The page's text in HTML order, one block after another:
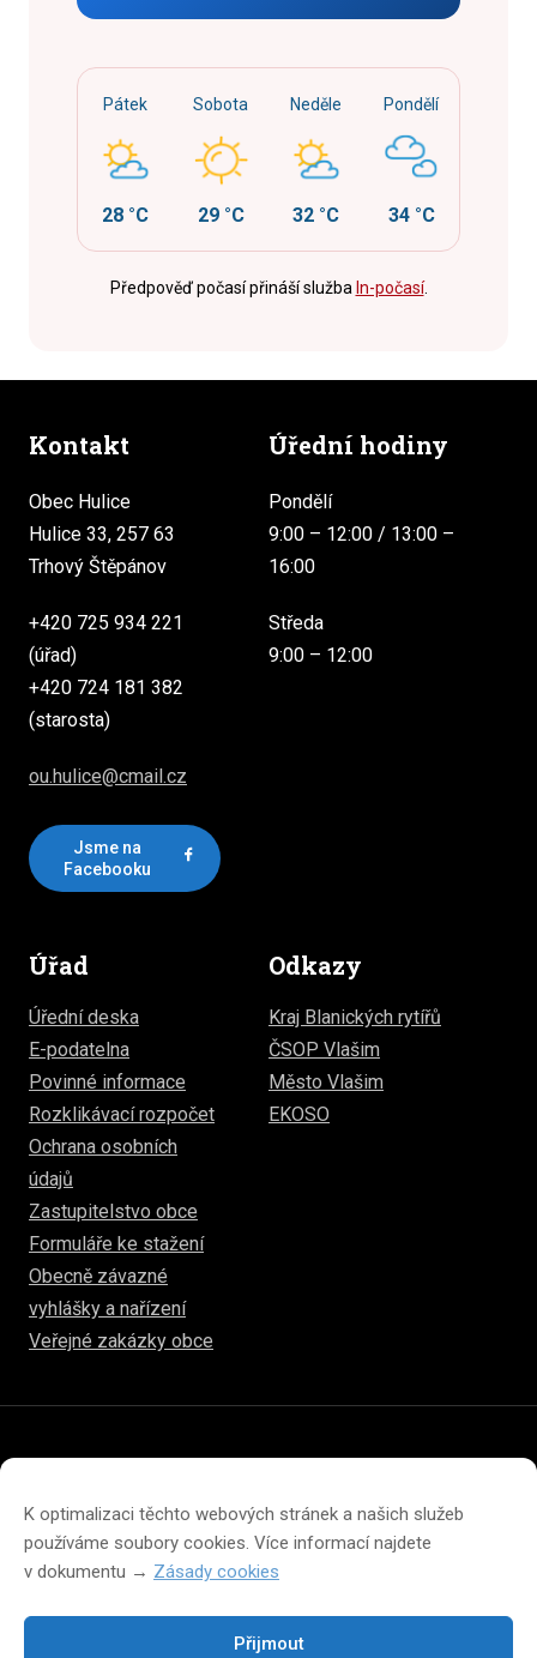
K optimalizaci těchto webových stránek a našich služeb
používáme soubory cookies. Více informací najdete
v dokumentu → Zásady cookies
Přijmout
Pátek
28 °C
Sobota
29 °C
Neděle
32 °C
Pondělí
34 °C
Předpověď počasí přináší služba In-počasí.
Kontakt
Obec Hulice
Hulice 33, 257 63
Trhový Štěpánov
+420 725 934 221
(úřad)
+420 724 181 382
(starosta)
ou.hulice@cmail.cz
Jsme na
Facebooku
Úřední hodiny
Pondělí
9:00 – 12:00 / 13:00 –
16:00
Středa
9:00 – 12:00
Úřad
Úřední deska
E-podatelna
Povinné informace
Rozklikávací rozpočet
Ochrana osobních
údajů
Zastupitelstvo obce
Formuláře ke stažení
Obecně závazné
vyhlášky a nařízení
Veřejné zakázky obce
Odkazy
Kraj Blanických rytířů
ČSOP Vlašim
Město Vlašim
EKOSO
Prohlášení o přístupnosti
Prohlášení o ochraně soukromí
Zásady cookies (EU)